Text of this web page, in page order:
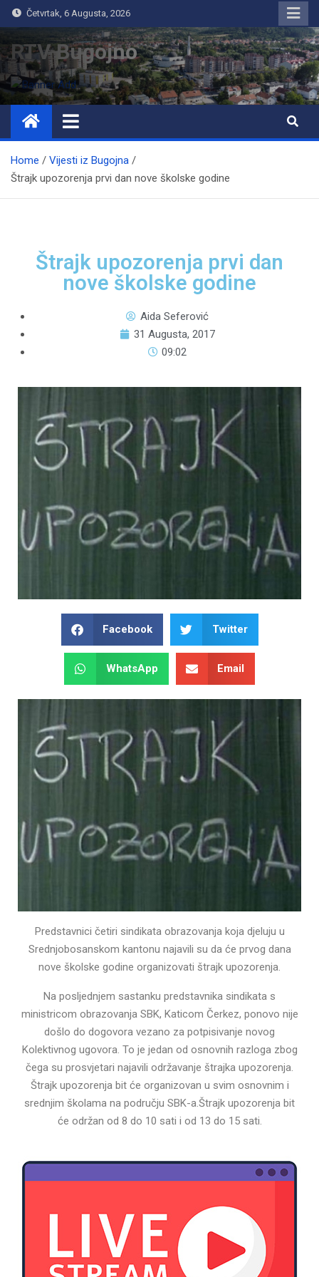
Četvrtak, 6 Augusta, 2026
RTV Bugojno
Home
Vijesti iz Bugojna
Štrajk upozorenja prvi dan nove školske godine
Štrajk upozorenja prvi dan
nove školske godine
Aida Seferović
31 Augusta, 2017
09:02
Facebook Twitter
WhatsApp Email
Predstavnici četiri sindikata obrazovanja koja djeluju u
Srednjobosanskom kantonu najavili su da će prvog dana
nove školske godine organizovati štrajk upozorenja.
Na posljednjem sastanku predstavnika sindikata s
ministricom obrazovanja SBK, Katicom Čerkez, ponovo nije
došlo do dogovora vezano za potpisivanje novog
Kolektivnog ugovora. To je jedan od osnovnih razloga zbog
čega su prosvjetari najavili održavanje štrajka upozorenja.
Štrajk upozorenja bit će organizovan u svim osnovnim i
srednjim školama na području SBK-a.Štrajk upozorenja bit
će održan od 8 do 10 sati i od 13 do 15 sati.